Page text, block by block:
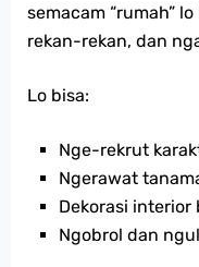
semacam “rumah”
rekan-rekan, dan
Lo bisa:
Nge-rekrut
Ngerawat
Dekorasi interior
Ngobrol dan